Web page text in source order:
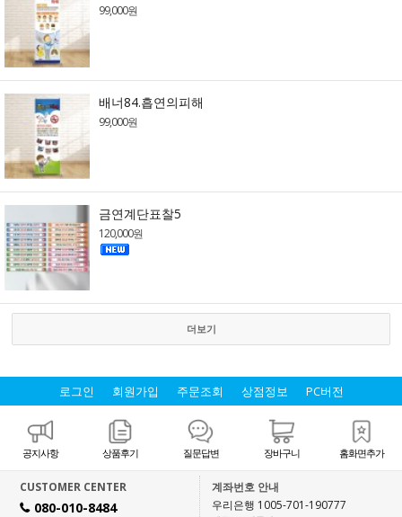
99,000원
배너84.흡연의피해
99,000원
금연계단표찰5
120,000원
더보기
로그인 회원가입 주문조회 상점정보 PC버전
공지사항 상품후기 질문답변 장바구니 홈화면추가
CUSTOMER CENTER
H 080-010-8484
계좌번호 안내
우리은행 1005-701-190777